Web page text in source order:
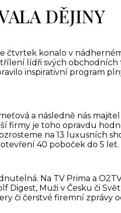
DĚJINY
konalo v
lídři svých
inspirativní program
a následně nás
firmy je toho opravdu
na 13 luxusních
40 poboček do 5 let.
Na TV Prima a
Digest, Muži v Česku či
či čerstvé firemní